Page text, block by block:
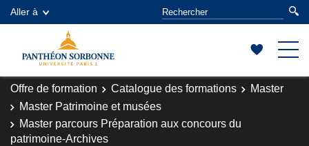
Aller à
Offre de formation Catalogue des formations
Master
Master Patrimoine et musées
Master parcours Préparation aux concours du
patrimoine-Archives